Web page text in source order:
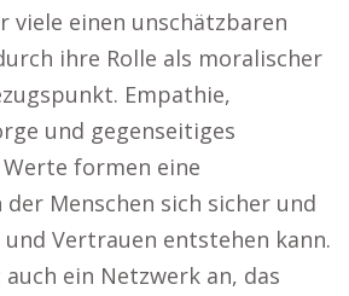
viele einen unschätzbaren
ihre Rolle als moralischer
Empathie,
und gegenseitiges
Werte formen eine
Menschen sich sicher und
Vertrauen entstehen kann.
ein Netzwerk an, das